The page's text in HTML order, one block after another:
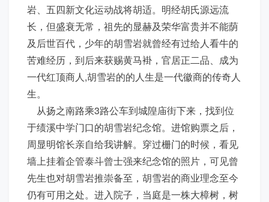
岩、五四新文化运动战将胡适。明经胡氏源远流
长，但盛衰无常，祖先的显赫及荣华富贵并不能荫
及后世百代，少年的胡雪岩就曾经有过给人看牛的
苦难经历，到后来获赐黄马褂，官居正二品、成为
一代红顶商人,胡雪岩的的人生是一代徽商的传奇人
生。
从扬之南路乘3路公车到城隍庙街下来，找到位
于绩溪中学门口的胡雪岩纪念馆。进馆购票之后，
周显明馆长亲自给我讲解。穿过栅门的时候，看见
墙上挂着企管泰斗曾士强来纪念馆的照片，可见曾
先生也对胡雪岩推崇备至，胡雪岩的商业理念至今
仍有可用之处。进入院子，当庭是一株大樟树，树